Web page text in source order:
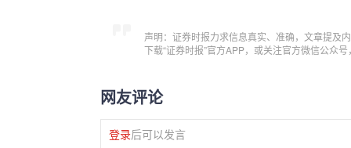
声明：证券时报力求信息真实、准确，文章提及
下载“证券时报”官方APP，或关注官方微信公众
网友评论
登录后可以发言